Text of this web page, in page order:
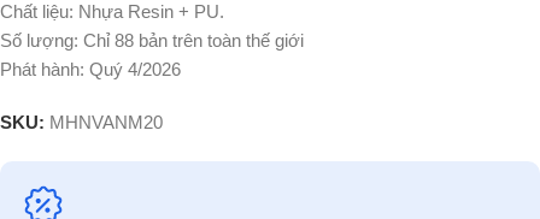
Chất liệu: Nhựa Resin + PU.
Số lượng: Chỉ 88 bản trên toàn thế giới
Phát hành: Quý 4/2026
SKU: MHNVANM20